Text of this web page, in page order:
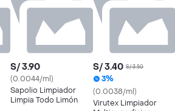
S/ 3.90
(0.0044/ml)
Sapolio Limpiador
Limpia Todo Limón
S/ 3.40 S/ 3.50
3%
(0.0038/ml)
Virutex Limpiador